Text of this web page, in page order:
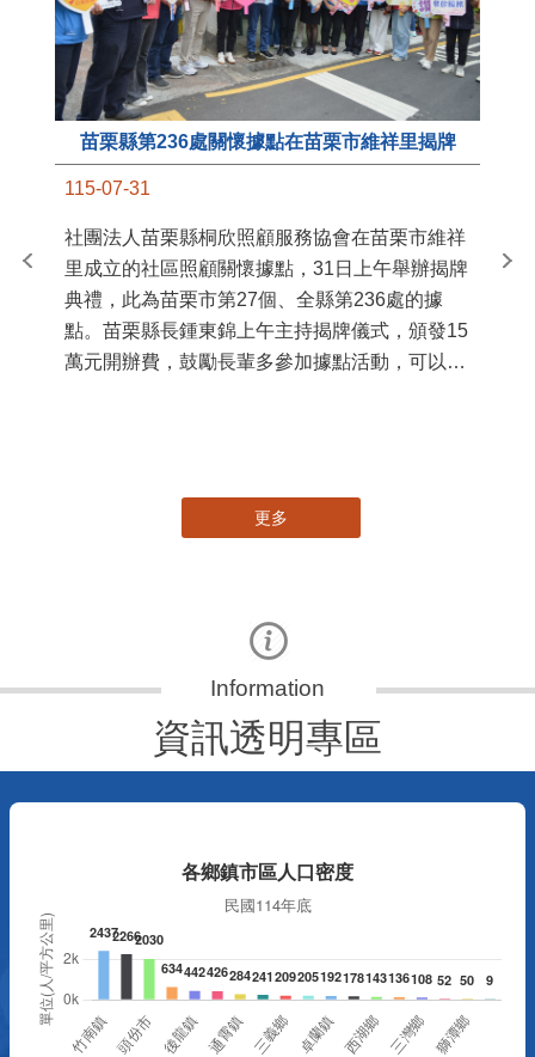
苗栗縣第236處關懷據點在苗栗市維祥里揭牌
115-07-31
社團法人苗栗縣桐欣照顧服務協會在苗栗市維祥
里成立的社區照顧關懷據點，31日上午舉辦揭牌
典禮，此為苗栗市第27個、全縣第236處的據
點。苗栗縣長鍾東錦上午主持揭牌儀式，頒發15
萬元開辦費，鼓勵長輩多參加據點活動，可以更
苗
更多
資訊透明專區